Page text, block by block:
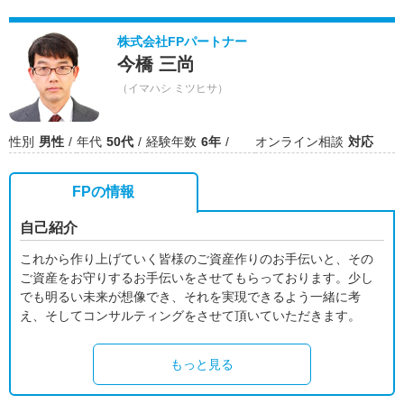
株式会社FPパートナー
今橋 三尚
（イマハシ ミツヒサ）
性別 男性 年代 50代 経験年数 6年 オンライン相談 対応
FPの情報
自己紹介
これから作り上げていく皆様のご資産作りのお手伝いと、その
ご資産をお守りするお手伝いをさせてもらっております。少し
でも明るい未来が想像でき、それを実現できるよう一緒に考
え、そしてコンサルティングをさせて頂いていただきます。
もっと見る